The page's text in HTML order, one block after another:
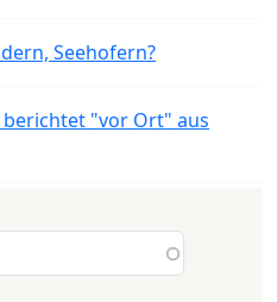
Seehofern?
"vor Ort" aus